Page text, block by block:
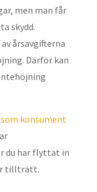
men man får
skydd.
årsavgifterna
Därför kan
konsument
du har flyttat in
tillträtt.